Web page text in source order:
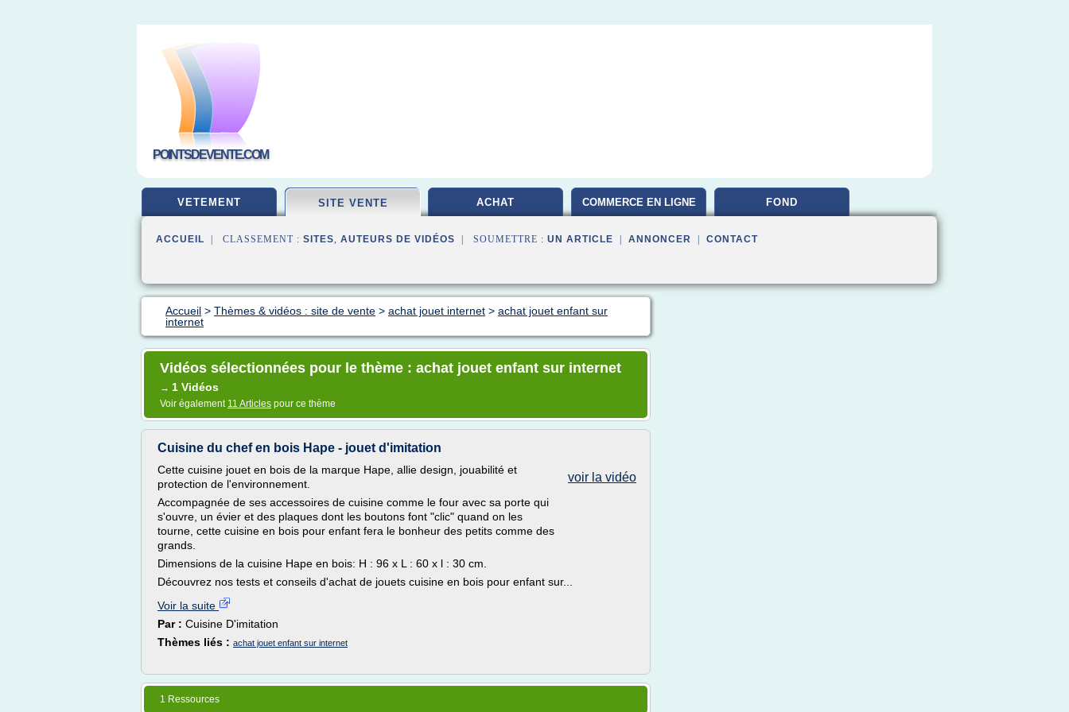
POINTSDEVENTE.COM
VETEMENT SITE VENTE ACHAT COMMERCE EN LIGNE FOND
ACCUEIL | CLASSEMENT : SITES, AUTEURS DE VIDÉOS | SOUMETTRE : UN ARTICLE ANNONCER CONTACT
Accueil > Thèmes & vidéos : site de vente > achat jouet internet > achat jouet enfant sur
internet
Vidéos sélectionnées pour le thème : achat jouet enfant sur internet
→ 1 Vidéos
Voir également 11 Articles pour ce thème
Cuisine du chef en bois Hape - jouet d'imitation
voir la vidéo
Cette cuisine jouet en bois de la marque Hape, allie design, jouabilité et
protection de l'environnement.
Accompagnée de ses accessoires de cuisine comme le four avec sa porte qui
s'ouvre, un évier et des plaques dont les boutons font "clic" quand on les
tourne, cette cuisine en bois pour enfant fera le bonheur des petits comme des
grands.
Dimensions de la cuisine Hape en bois: H : 96 x L : 60 x l : 30 cm.
Découvrez nos tests et conseils d'achat de jouets cuisine en bois pour enfant sur...
Voir la suite
Par : Cuisine D'imitation
Thèmes liés : achat jouet enfant sur internet
1 Ressources